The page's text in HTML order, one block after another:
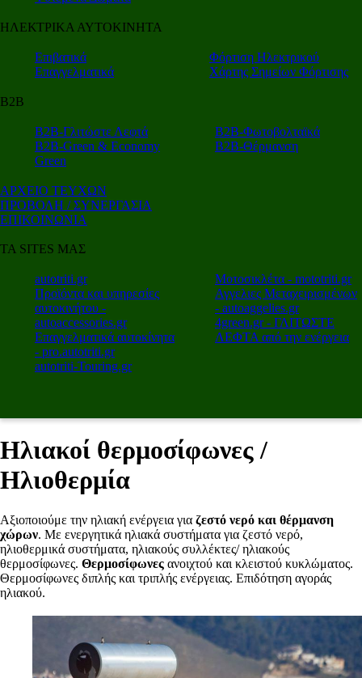
ΗΛΕΚΤΡΙΚΑ ΑΥΤΟΚΙΝΗΤΑ
Επιβατικά
Επαγγελματικά
Φόρτιση Ηλεκτρικού
Χάρτης Σημείων Φόρτισης
Β2Β
Β2Β-Γλιτώστε Λεφτά
Β2Β-Green & Economy
Green
Β2Β-Φωτοβολταϊκά
Β2Β-Θέρμανση
ΑΡΧΕΙΟ ΤΕΥΧΩΝ
ΠΡΟΒΟΛΗ / ΣΥΝΕΡΓΑΣΙΑ
ΕΠΙΚΟΙΝΩΝΙΑ
ΤΑ SITES ΜΑΣ
autotriti.gr
Προϊόντα και υπηρεσίες
αυτοκινήτου -
autoaccessories.gr
Επαγγελματικά αυτοκίνητα
- pro.autotriti.gr
autotriti-Touring.gr
Μοτοσικλέτα - mototriti.gr
Αγγελιες Μεταχειρισμένων
- autoaggelies.gr
4green.gr - ΓΛΙΤΩΣΤΕ
ΛΕΦΤΑ από την ενέργεια
Ηλιακοί θερμοσίφωνες /
Ηλιοθερμία
Αξιοποιούμε την ηλιακή ενέργεια για ζεστό νερό και θέρμανση
χώρων. Με ενεργητικά ηλιακά συστήματα για ζεστό νερό,
ηλιοθερμικά συστήματα, ηλιακούς συλλέκτες/ ηλιακούς
θερμοσίφωνες. Θερμοσίφωνες ανοιχτού και κλειστού κυκλώματος.
Θερμοσίφωνες διπλής και τριπλής ενέργειας. Επιδότηση αγοράς
ηλιακού.